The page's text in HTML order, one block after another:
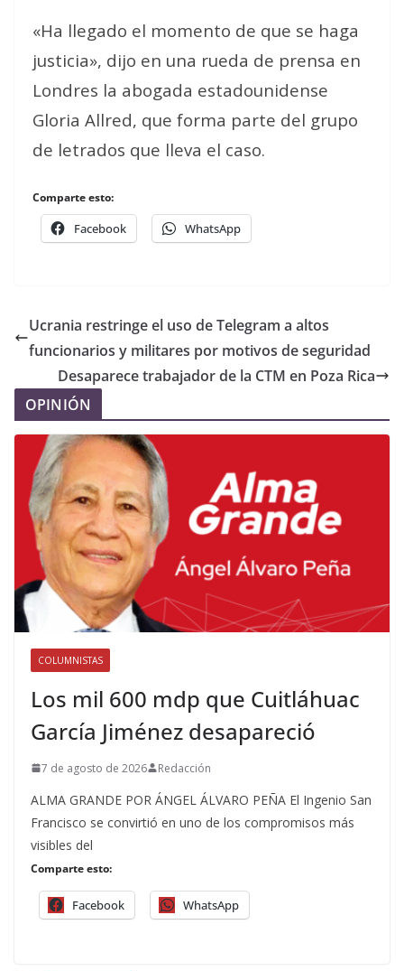
«Ha llegado el momento de que se haga
justicia», dijo en una rueda de prensa en
Londres la abogada estadounidense
Gloria Allred, que forma parte del grupo
de letrados que lleva el caso.
Comparte esto:
Facebook WhatsApp
Ucrania restringe el uso de Telegram a altos
funcionarios y militares por motivos de seguridad
Desaparece trabajador de la CTM en Poza Rica
OPINIÓN
COLUMNISTAS
Los mil 600 mdp que Cuitláhuac
García Jiménez desapareció
7 de agosto de 2026 Redacción
ALMA GRANDE POR ÁNGEL ÁLVARO PEÑA El Ingenio San
Francisco se convirtió en uno de los compromisos más
visibles del
Comparte esto:
Facebook WhatsApp